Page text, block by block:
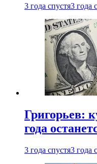
3 года спустя3 года
Григорьев:
года
3 года спустя3 года